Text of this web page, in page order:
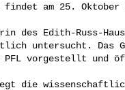
untersucht. Das
PFL vorgestellt